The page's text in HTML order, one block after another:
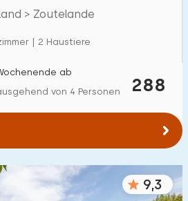
> Zoutelande
| 2 Haustiere
288
ab
von 4 Personen
9,3